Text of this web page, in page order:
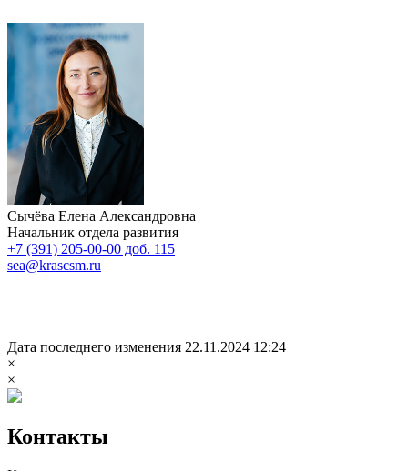
Сычёва Елена Александровна
Начальник отдела развития
+7 (391) 205-00-00 доб. 115
sea@krascsm.ru
Дата последнего изменения 22.11.2024 12:24
×
×
Контакты